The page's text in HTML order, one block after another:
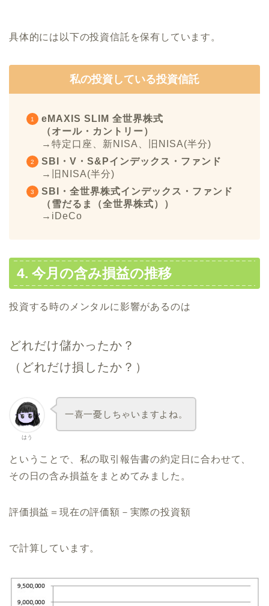
具体的には以下の投資信託を保有しています。
私の投資している投資信託
eMAXIS SLIM 全世界株式
（オール・カントリー）
→特定口座、新NISA、旧NISA(半分)
SBI・V・S&Pインデックス・ファンド
→旧NISA(半分)
SBI・全世界株式インデックス・ファンド
（雪だるま（全世界株式））
→iDeCo
4. 今月の含み損益の推移
投資する時のメンタルに影響があるのは
どれだけ儲かったか？
（どれだけ損したか？）
はう
一喜一憂しちゃいますよね。
ということで、私の取引報告書の約定日に合わせて、
その日の含み損益をまとめてみました。
評価損益＝現在の評価額－実際の投資額
で計算しています。